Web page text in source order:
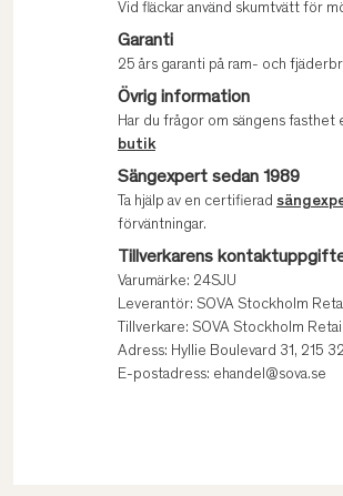
Vid fläckar använd skumtvätt för
Garanti
25 års garanti på ram- och
Övrig information
Har du frågor om sängens
butik
Sängexpert sedan 1989
Ta hjälp av en certifierad
förväntningar.
Tillverkarens
Varumärke: 24SJU
Leverantör: SOVA Stockholm
Tillverkare: SOVA Stockholm
Adress: Hyllie Boulevard 31, 215
E-postadress: ehandel@sova.se